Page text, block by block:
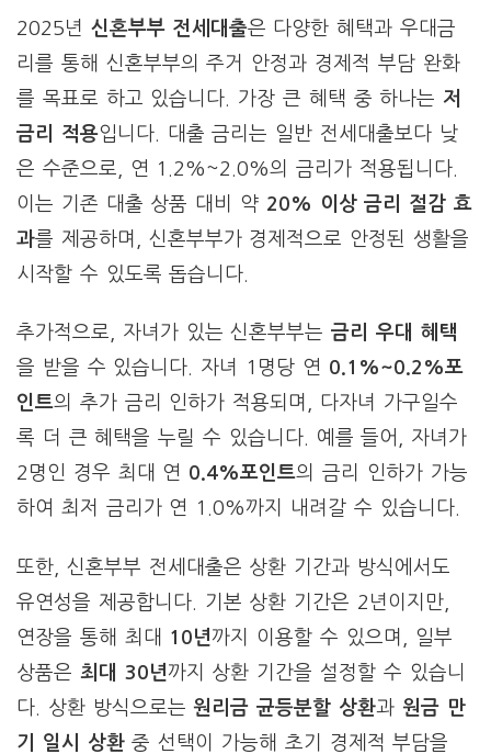
2025년 신혼부부 전세대출은 다양한 혜택과 우대금
리를 통해 신혼부부의 주거 안정과 경제적 부담 완화
를 목표로 하고 있습니다. 가장 큰 혜택 중 하나는 저
금리 적용입니다. 대출 금리는 일반 전세대출보다 낮
은 수준으로, 연 1.2%~2.0%의 금리가 적용됩니다.
이는 기존 대출 상품 대비 약 20% 이상 금리 절감 효
과를 제공하며, 신혼부부가 경제적으로 안정된 생활을
시작할 수 있도록 돕습니다.
추가적으로, 자녀가 있는 신혼부부는금리 우대 혜택
을 받을 수 있습니다. 자녀 1명당 연 0.1%~0.2%포
인트의 추가 금리 인하가 적용되며, 다자녀 가구일수
록 더 큰 혜택을 누릴 수 있습니다. 예를 들어, 자녀가
2명인 경우 최대 연 0.4%포인트의 금리 인하가 가능
하여 최저 금리가 연 1.0%까지 내려갈 수 있습니다.
또한, 신혼부부 전세대출은 상환 기간과 방식에서도
유연성을 제공합니다. 기본 상환 기간은 2년이지만,
연장을 통해 최대 10년까지 이용할 수 있으며, 일부
상품은 최대 30년까지 상환 기간을 설정할 수 있습니
다. 상환 방식으로는원리금 균등분할 상환과 원금 만
기 일시 상환중 선택이 가능해 초기 경제적 부담을